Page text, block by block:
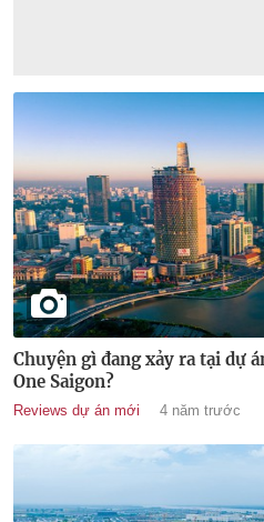
Chuyện gì đang xảy ra tại dự
One Saigon?
Reviews dự án mới 4 năm trước